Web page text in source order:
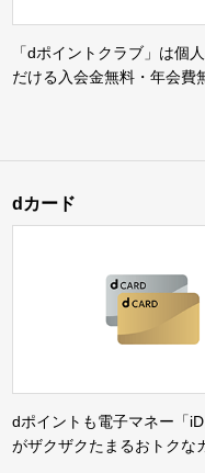
「dポイントクラブ」は個
だける入会金無料・年会費
dカード
dポイントも電子マネー「
がザクザクたまるおトクな